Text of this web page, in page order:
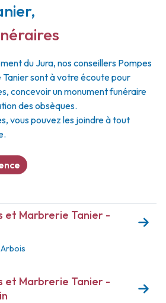
,
du Jura, nos conseillers Pompes
sont à votre écoute pour
concevoir un monument funéraire
des obsèques.
vous pouvez les joindre à tout
et Marbrerie Tanier -
et Marbrerie Tanier -